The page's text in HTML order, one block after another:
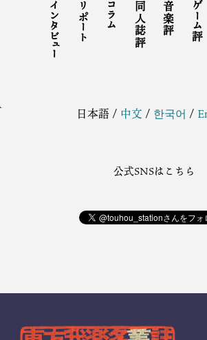
インタビュー リポート コラム 同人誌評 音楽評 ゲーム評
日本語/ 中文 / 한국어 /
公式SNSはこちら